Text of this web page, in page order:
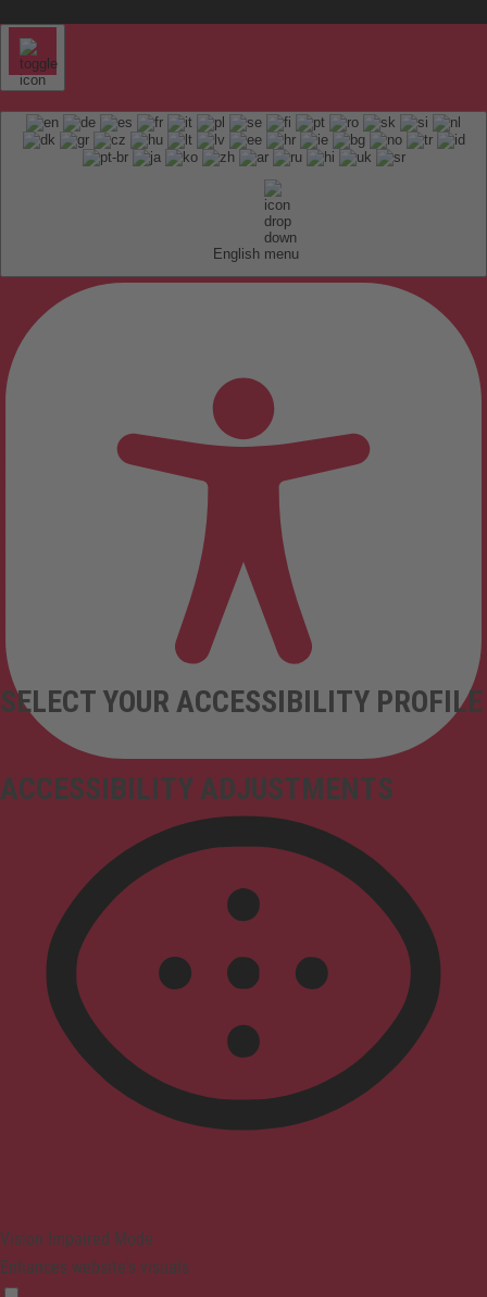
English
ACCESSIBILITY ADJUSTMENTS
SELECT YOUR ACCESSIBILITY PROFILE
Vision Impaired Mode
Enhances website's visuals